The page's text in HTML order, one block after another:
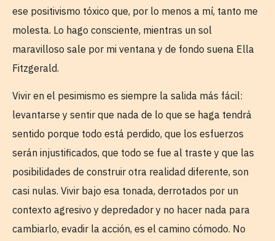
ese positivismo tóxico que, por lo menos a mí, tanto me
molesta. Lo hago consciente, mientras un sol
maravilloso sale por mi ventana y de fondo suena Ella
Fitzgerald.
Vivir en el pesimismo es siempre la salida más fácil:
levantarse y sentir que nada de lo que se haga tendrá
sentido porque todo está perdido, que los esfuerzos
serán injustificados, que todo se fue al traste y que las
posibilidades de construir otra realidad diferente, son
casi nulas. Vivir bajo esa tonada, derrotados por un
contexto agresivo y depredador y no hacer nada para
cambiarlo, evadir la acción, es el camino cómodo. No